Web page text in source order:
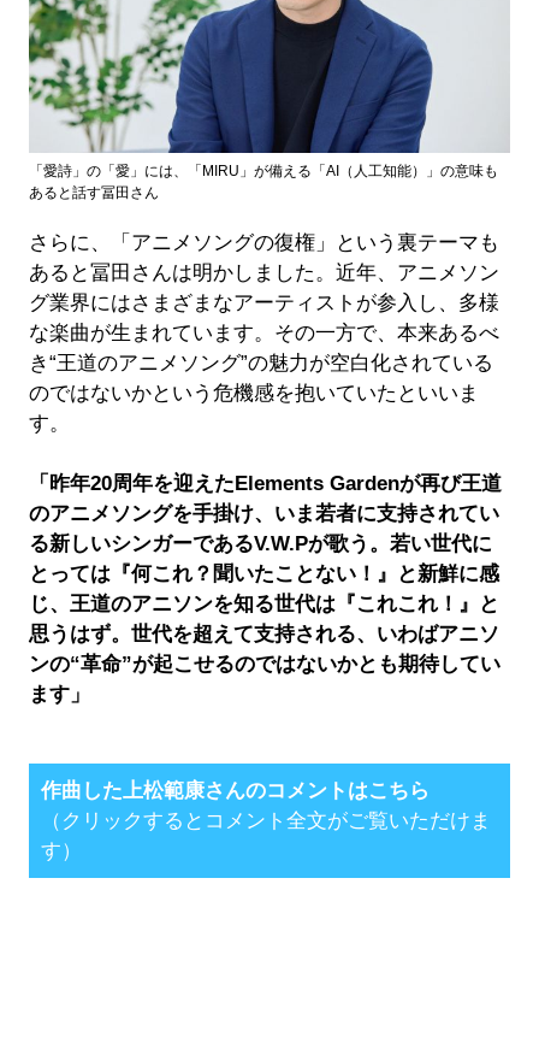
「愛詩」の「愛」には、「MIRU」が備える「AI（人工知能）」の意味も
あると話す冨田さん
さらに、「アニメソングの復権」という裏テーマも
あると冨田さんは明かしました。近年、アニメソン
グ業界にはさまざまなアーティストが参入し、多様
な楽曲が生まれています。その一方で、本来あるべ
き“王道のアニメソング”の魅力が空白化されている
のではないかという危機感を抱いていたといいま
す。
「昨年20周年を迎えたElements Gardenが再び王道
のアニメソングを手掛け、いま若者に支持されてい
る新しいシンガーであるV.W.Pが歌う。若い世代に
とっては『何これ？聞いたことない！』と新鮮に感
じ、王道のアニソンを知る世代は『これこれ！』と
思うはず。世代を超えて支持される、いわばアニソ
ンの“革命”が起こせるのではないかとも期待してい
ます」
作曲した上松範康さんのコメントはこちら
（クリックするとコメント全文がご覧いただけま
す）